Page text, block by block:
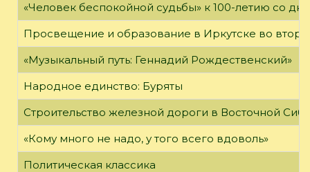
«Человек беспокойной судьбы» к 100-летию со
Просвещение и образование в Иркутске во
«Музыкальный путь: Геннадий Рождественский»
Народное единство: Буряты
Строительство железной дороги в Восточной
«Кому много не надо, у того всего вдоволь»
Политическая классика